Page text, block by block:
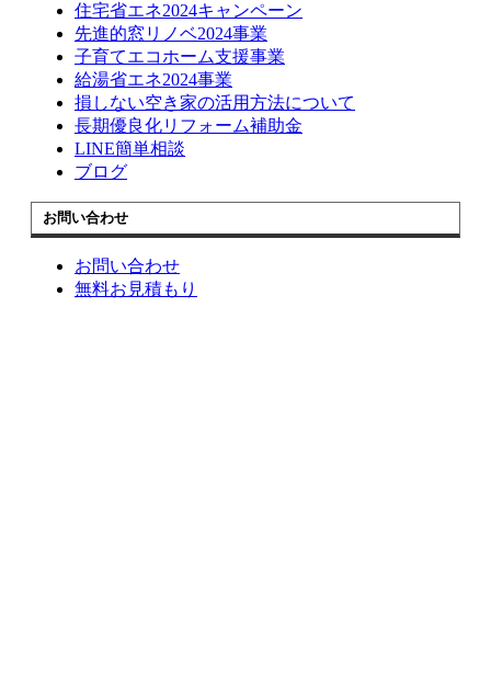
住宅省エネ2024キャンペーン
先進的窓リノベ2024事業
子育てエコホーム支援事業
給湯省エネ2024事業
損しない空き家の活用方法について
長期優良化リフォーム補助金
LINE簡単相談
ブログ
お問い合わせ
お問い合わせ
無料お見積もり